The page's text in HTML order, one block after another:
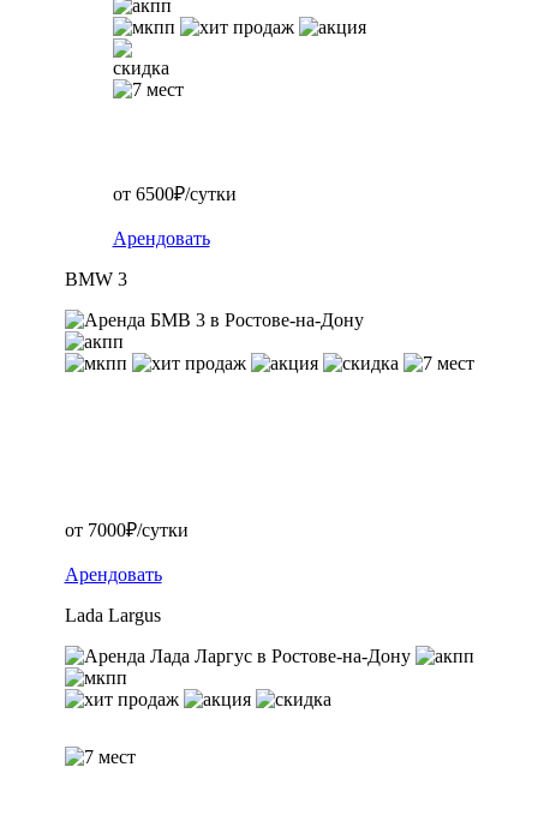
от 6500₽/сутки
Арендовать
BMW 3
от 7000₽/сутки
Арендовать
Lada Largus